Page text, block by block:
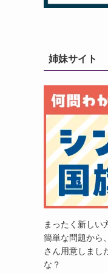
姉妹サイト
まったく新しい
簡単な問題から
さん用意しまし
な？